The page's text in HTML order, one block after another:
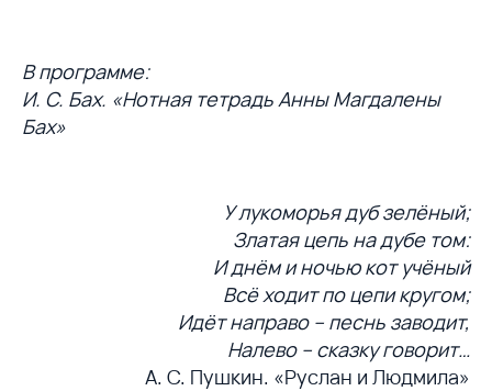
В программе:
И. С. Бах. «Нотная тетрадь Анны Магдалены
Бах»
У лукоморья дуб зелёный;
Златая цепь на дубе том:
И днём и ночью кот учёный
Всё ходит по цепи кругом;
Идёт направо – песнь заводит,
Налево – сказку говорит…
А. С. Пушкин. «Руслан и Людмила»